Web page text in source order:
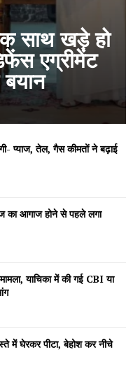
साथ खड़े हो
एग्रीमेंट
प्याज, तेल, गैस कीमतों ने बढ़ाई
का आगाज होने से पहले लगा
याचिका में की गई CBI या
में घेरकर पीटा, बेहोश कर नीचे